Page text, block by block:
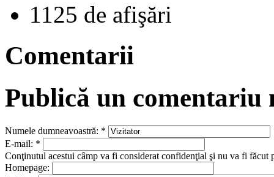
1125 de afişări
Comentarii
Publică un comentariu
Numele dumneavoastră: *
E-mail: *
Conţinutul acestui câmp va fi considerat confidenţial şi nu va fi făcut
Homepage: